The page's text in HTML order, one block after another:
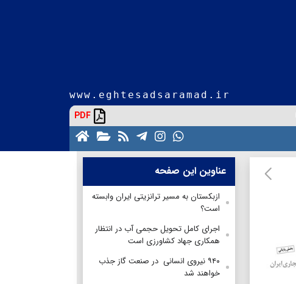
www.eghtesadsaramad.ir
PDF
عناوین این صفحه
ازبکستان به مسیر ترانزیتی ایران وابسته
است؟
اجرای کامل تحویل حجمی آب در انتظار
همکاری جهاد کشاورزی است
۹۴۰ نیروی انسانی در صنعت گاز جذب
خواهند شد